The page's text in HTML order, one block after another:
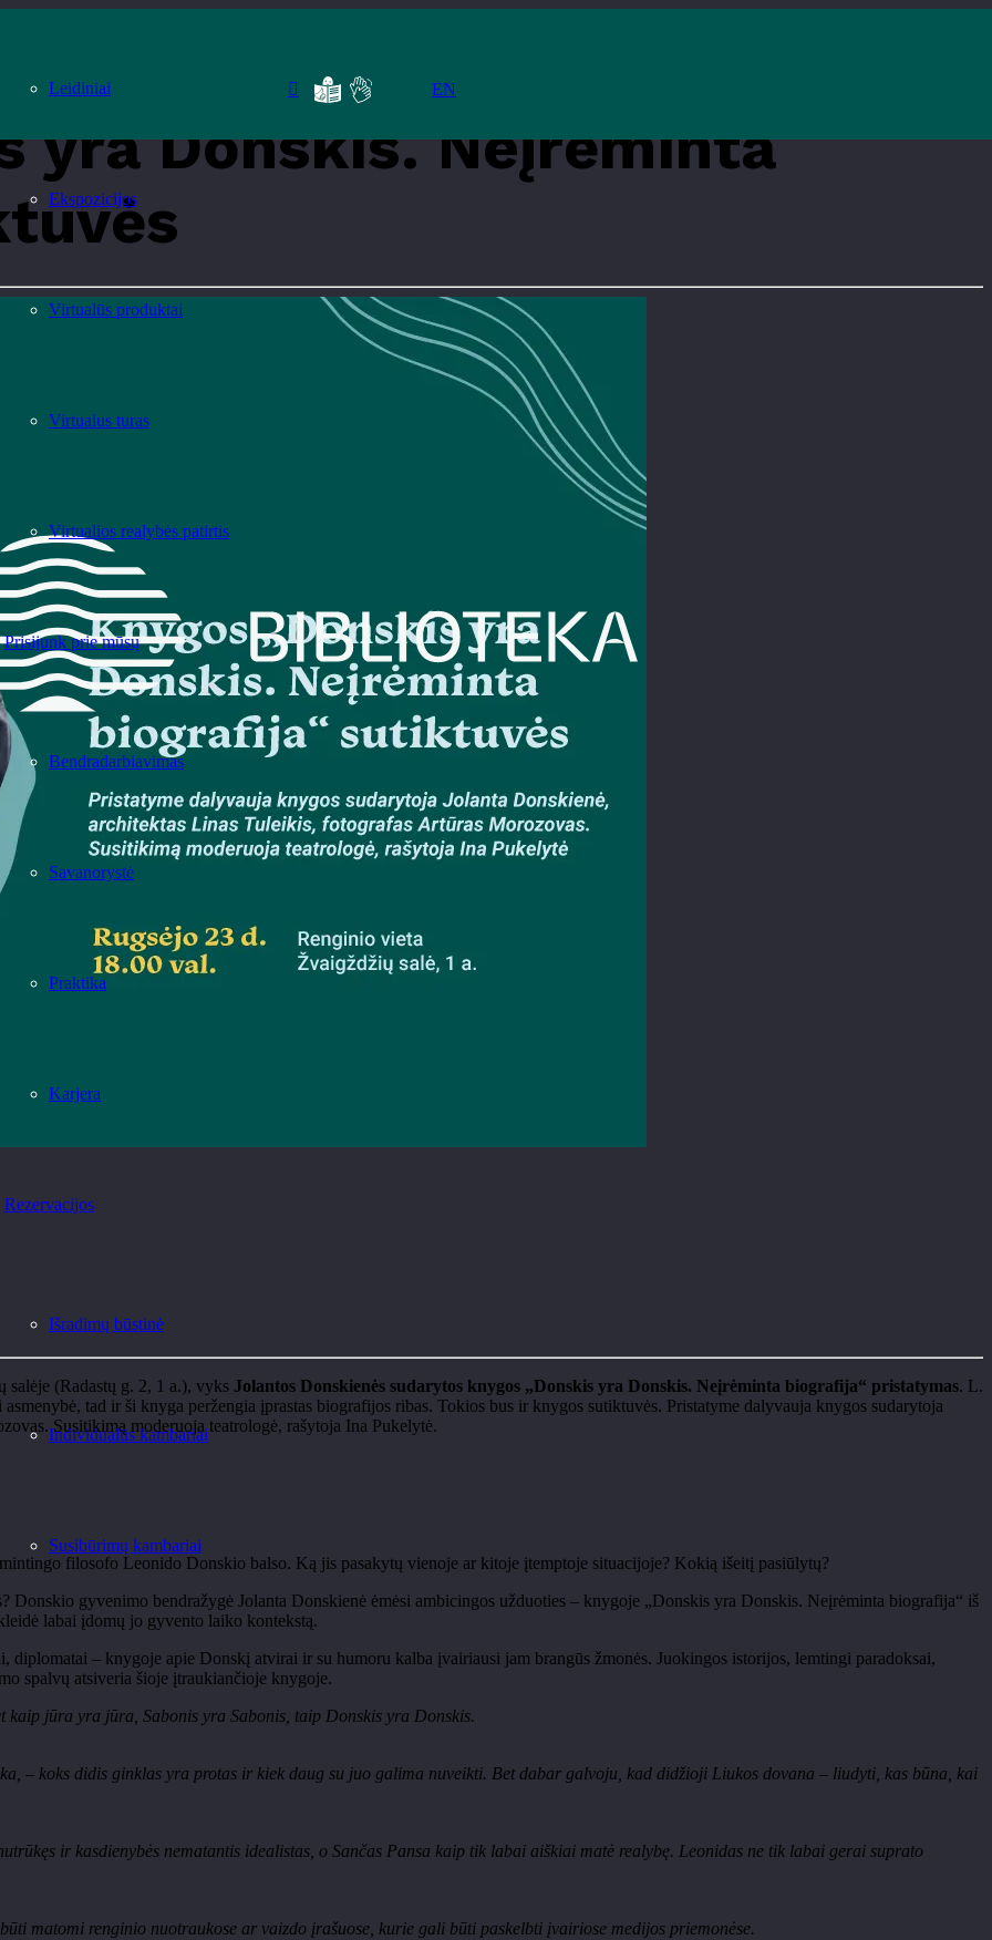
Leidiniai
Ekspozicijos
Virtualūs produktai
Virtualus turas
Virtualios realybės patirtis
Prisijunk prie mūsų
Bendradarbiavimas
Savanorystė
Praktika
Karjera
Rezervacijos
Išradimų būstinė
Individualūs kambariai
Susibūrimų kambariai
EN
yra Donskis. Neįrėminta
(Radastų g. 2, 1 a.), vyks Jolantos Donskienės sudarytos knygos „Donskis yra Donskis. Neįrėminta biografija“ pristatymas. L.
tad ir ši knyga peržengia įprastas biografijos ribas. Tokios bus ir knygos sutiktuvės. Pristatyme dalyvauja knygos sudarytoja
Susitikimą moderuojateatrologė, rašytoja Ina Pukelytė.
filosofo Leonido Donskio balso. Ką jis pasakytų vienoje ar kitoje įtemptoje situacijoje? Kokią išeitį pasiūlytų?
Donskio gyvenimo bendražygė Jolanta Donskienė ėmėsi ambicingos užduoties – knygoje „Donskis yra Donskis. Neįrėminta biografija“ iš
labai įdomų jo gyvento laiko kontekstą.
diplomatai – knygoje apie Donskį atvirai ir su humoru kalba įvairiausi jam brangūs žmonės. Juokingos istorijos, lemtingi paradoksai,
spalvų atsiveria šioje įtraukiančioje knygoje.
kaip jūra yra jūra, Sabonis yra Sabonis, taip Donskis yra Donskis.
– koks didis ginklas yra protas ir kiek daug su juo galima nuveikti. Bet dabar galvoju, kad didžioji Liukos dovana – liudyti, kas būna, kai
ūkęs ir kasdienybės nematantis idealistas, o Sančas Pansa kaip tik labai aiškiai matė realybę. Leonidas ne tik labai gerai suprato
matomi renginio nuotraukose ar vaizdo įrašuose, kurie gali būti paskelbti įvairiose medijos priemonėse.